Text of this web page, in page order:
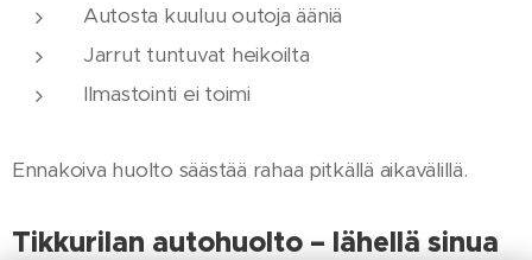
Autosta kuuluu outoja ääniä
Jarrut tuntuvat heikoilta
Ilmastointi ei toimi
Ennakoiva huolto säästää rahaa pitkällä aikavälillä.
Tikkurilan autohuolto – lähellä sinua